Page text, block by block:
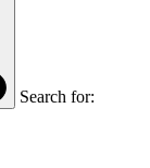
Search for: